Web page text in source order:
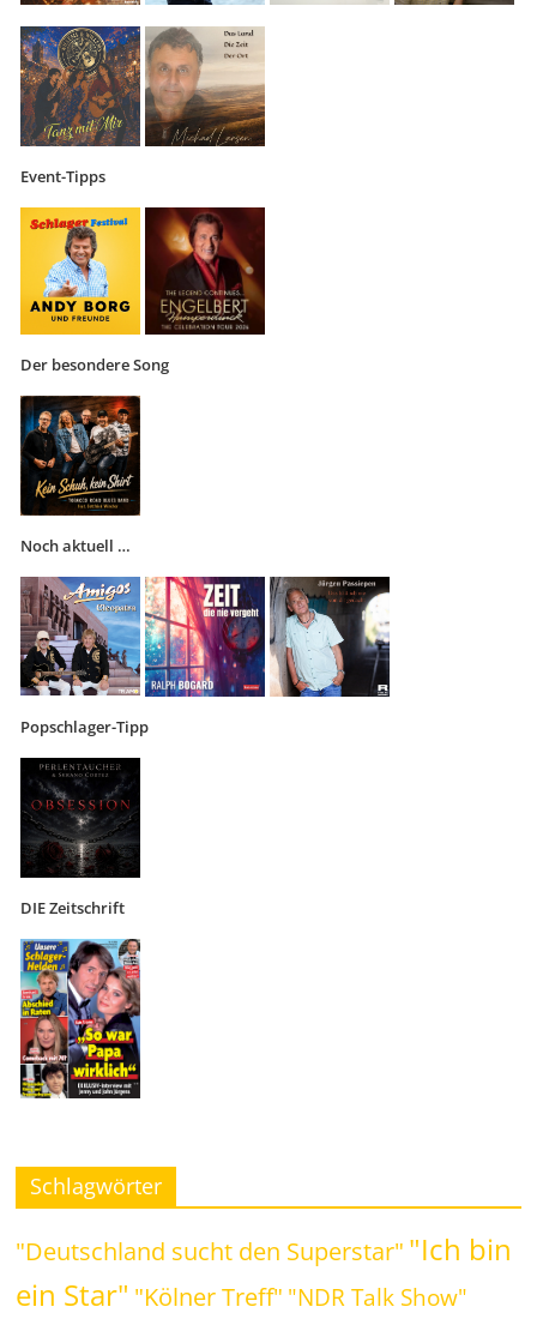
Event-Tipps
Der besondere Song
Noch aktuell …
Popschlager-Tipp
DIE Zeitschrift
Schlagwörter
"Deutschland sucht den Superstar" "Ich bin
ein Star" "Kölner Treff" "NDR Talk Show"